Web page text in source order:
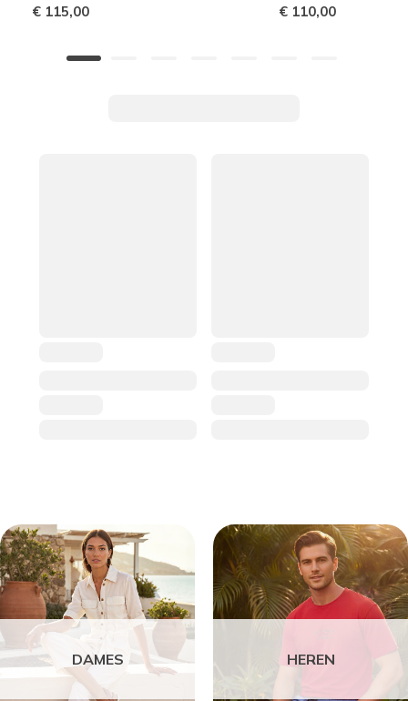
€ 115,00 € 110,00
DAMES HEREN